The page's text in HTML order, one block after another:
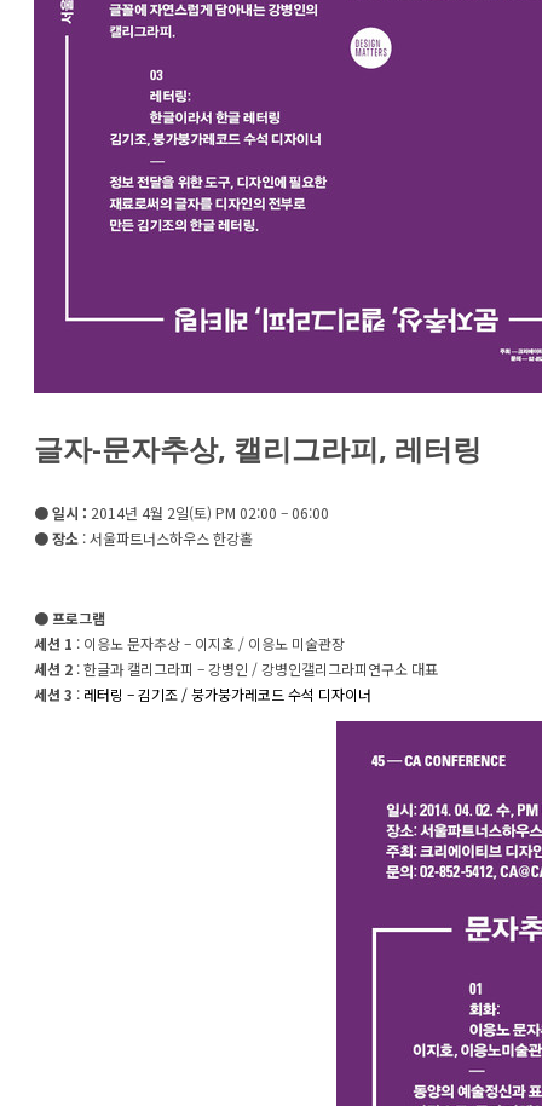
글자-문자추상, 캘리그라피, 레터링
●일시 : 2014년 4월 2일(토) PM 02:00 – 06:00
● 장소 : 서울파트너스하우스 한강홀
● 프로그램
세션 1 : 이응노 문자추상 – 이지호 / 이응노 미술관장
세션 2 : 한글과 캘리그라피 – 강병인 / 강병인갤리그라피연구소 대표
세션 3 : 레터링 – 김기조 / 붕가붕가레코드 수석 디자이너